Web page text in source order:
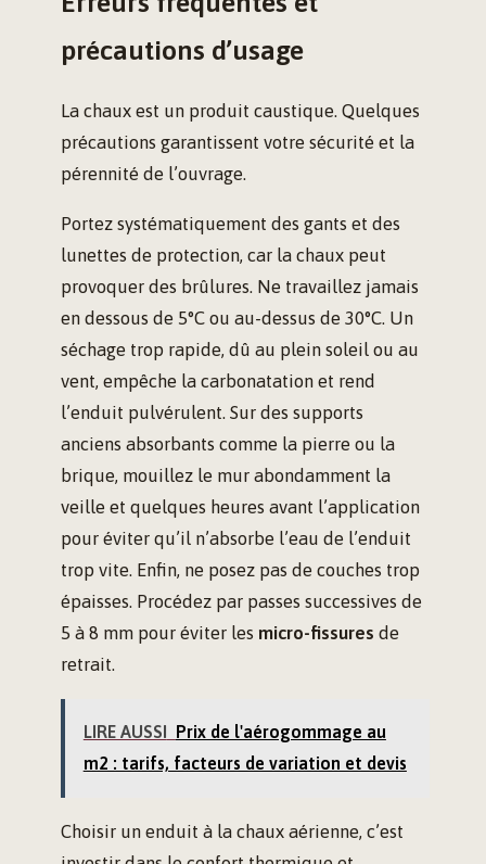
précautions d’usage
La chaux est un produit caustique. Quelques
précautions garantissent votre sécurité et la
pérennité de l’ouvrage.
Portez systématiquement des gants et des
lunettes de protection, car la chaux peut
provoquer des brûlures. Ne travaillez jamais
en dessous de 5°C ou au-dessus de 30°C. Un
séchage trop rapide, dû au plein soleil ou au
vent, empêche la carbonatation et rend
l’enduit pulvérulent. Sur des supports
anciens absorbants comme la pierre ou la
brique, mouillez le mur abondamment la
veille et quelques heures avant l’application
pour éviter qu’il n’absorbe l’eau de l’enduit
trop vite. Enfin, ne posez pas de couches trop
épaisses. Procédez par passes successives de
5 à 8 mm pour éviter les micro-fissures de
retrait.
LIRE AUSSI
Prix de l'aérogommage au
m2 : tarifs, facteurs de variation et devis
Choisir un enduit à la chaux aérienne, c’est